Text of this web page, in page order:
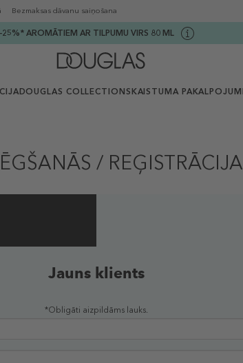
Bezmaksas dāvanu saiņošana
-25%* AROMĀTIEM AR TILPUMU VIRS 80 ML
DOUGLAS COLLECTION SKAISTUMA PAKALPOJUMI
/ REĢISTRĀCIJA
Jauns klients
*Obligāti aizpildāms lauks.